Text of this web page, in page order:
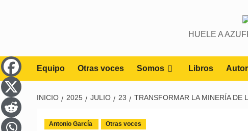
HUELE A
Equipo Otras voces Somos Libros
INICIO 2025 JULIO 23 TRANSFORMAR LA MINERÍA DE
Antonio García Otras voces